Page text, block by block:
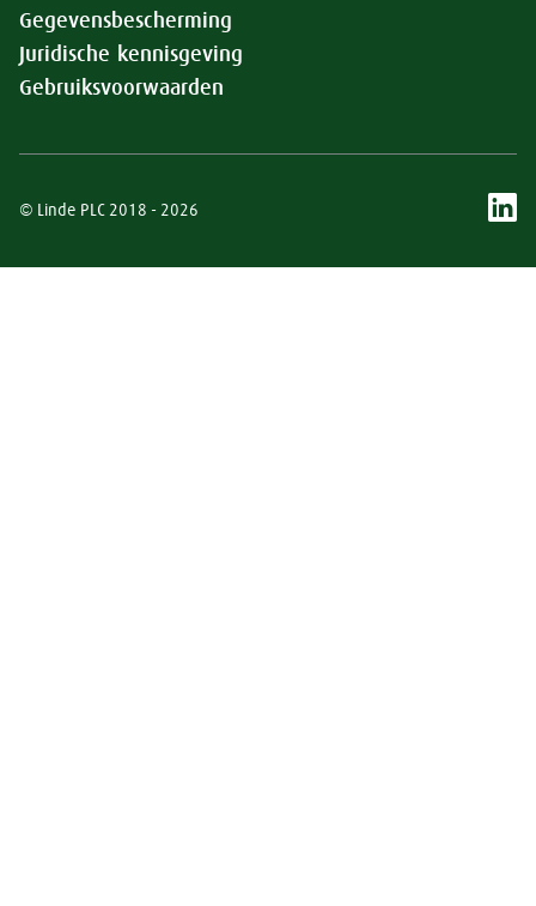
Gegevensbescherming
Juridische kennisgeving
Gebruiksvoorwaarden
© Linde PLC 2018 - 2026